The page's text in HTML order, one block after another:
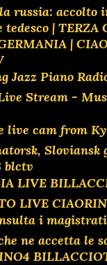
russia: accolto
| TERZA
|
Jazz Piano
Stream -
live cam from
Sloviansk
blctv
LIVE
LIVE
i
ne accetta le